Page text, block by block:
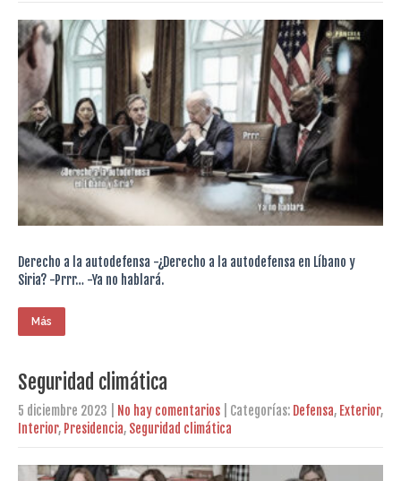
Derecho a la autodefensa -¿Derecho a la autodefensa en Líbano y
Siria? -Prrr… -Ya no hablará.
Más
Seguridad climática
5 diciembre 2023 No hay comentarios | Categorías: Defensa, Exterior,
Interior, Presidencia, Seguridad climática